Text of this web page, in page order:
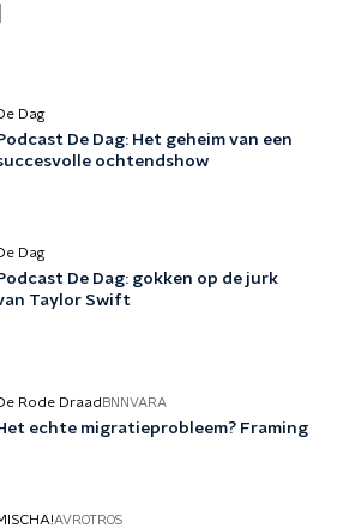
Dag
De Dag: Het geheim van een
ochtendshow
Dag
De Dag: gokken op de jurk
Taylor Swift
Rode Draad BNNVARA
echte migratieprobleem? Framing
AVROTROS